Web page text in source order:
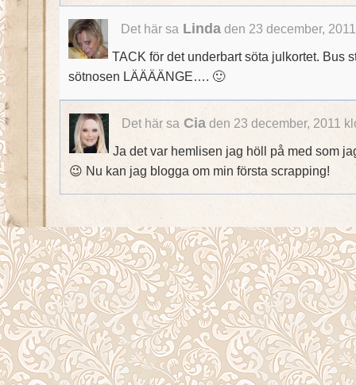
Det här sa Linda den 23 december,
TACK för det underbart söta julkortet. Bus
sötnosen LÄÄÄÄNGE…. 🙂
Det här sa Ciaden 23 december, 2011
Ja det var hemlisen jag höll på med som
😉 Nu kan jag blogga om min första scrapping!